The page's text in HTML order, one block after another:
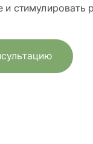
стимулировать